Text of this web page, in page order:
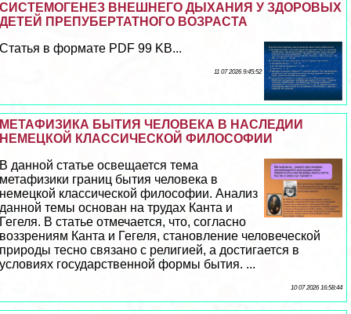
СИСТЕМОГЕНЕЗ ВНЕШНЕГО ДЫХАНИЯ У ЗДОРОВЫХ
ДЕТЕЙ ПРЕПУБЕРТАТНОГО ВОЗРАСТА
Статья в формате PDF 99 KB...
11 07 2026 9:45:52
МЕТАФИЗИКА БЫТИЯ ЧЕЛОВЕКА В НАСЛЕДИИ
НЕМЕЦКОЙ КЛАССИЧЕСКОЙ ФИЛОСОФИИ
В данной статье освещается тема
метафизики границ бытия человека в
немецкой классической философии. Анализ
данной темы основан на трудах Канта и
Гегеля. В статье отмечается, что, согласно
воззрениям Канта и Гегеля, становление человеческой
природы тесно связано с религией, а достигается в
условиях государственной формы бытия. ...
10 07 2026 16:58:44